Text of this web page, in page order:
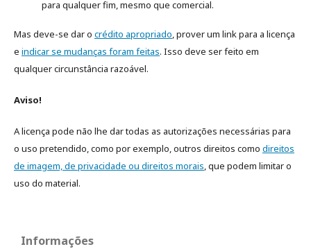
para qualquer fim, mesmo que comercial.
Mas deve-se dar o crédito apropriado, prover um link para a licença
e indicar se mudanças foram feitas. Isso deve ser feito em
qualquer circunstância razoável.
Aviso!
A licença pode não lhe dar todas as autorizações necessárias para
o uso pretendido, como por exemplo, outros direitos como direitos
de imagem, de privacidade ou direitos morais, que podem limitar o
uso do material.
Informações